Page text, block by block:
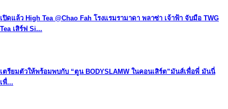
เปิดแล้ว High Tea @Chao Fah โรงแรมรามาดา พลาซ่า เจ้าฟ้า จับมือ TWG
Tea เสิร์ฟ Si...
เตรียมตัวให้พร้อมพบกับ “ตูน BODYSLAMW ในคอนเสิร์ต”มันส์เพื่อพี่ มันนี่
เพื่...